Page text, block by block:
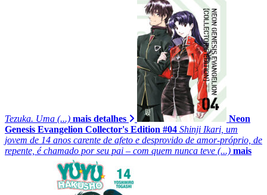
Tezuka. Uma (...) mais detalhes
Neon
Genesis Evangelion Collector's Edition #04 Shinji Ikari, um
jovem de 14 anos carente de afeto e desprovido de amor-próprio, de
repente, é chamado por seu pai – com quem nunca teve (...) mais